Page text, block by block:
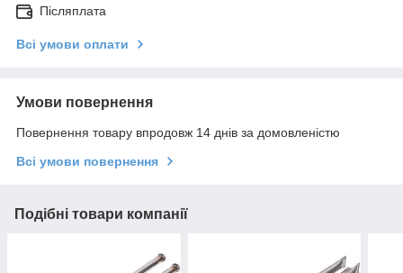
Післяплата
Всі умови оплати
Умови повернення
Повернення товару впродовж 14 днів за домовленістю
Всі умови повернення
Подібні товари компанії